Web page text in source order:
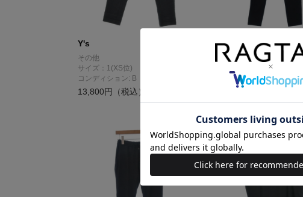
Y's
その他
サイズ：1(XS位)
コンディション: B
13,800円（税込）
Y's
その他
コンディション: A